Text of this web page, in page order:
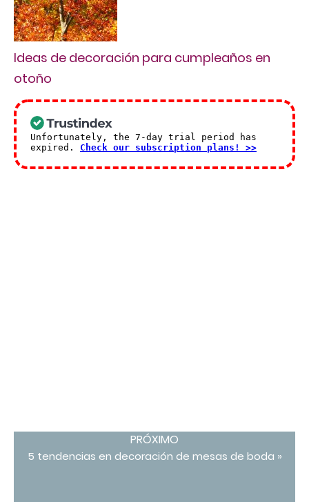
Ideas de decoración para cumpleaños en
otoño
PRÓXIMO
5 tendencias en decoración de mesas de boda »